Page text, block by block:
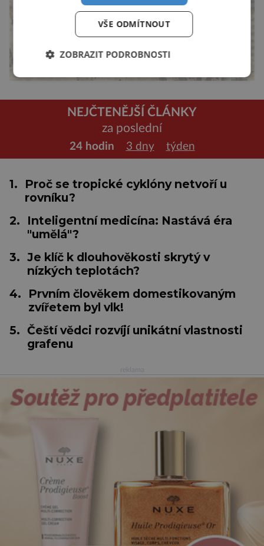
NEJČTENĚJŠÍ ČLÁNKY
za poslední
24 hodin 3 dny týden
1.
Proč se tropické cyklóny netvoří u
rovníku?
2.
Inteligentní medicína: Nastává éra
"umělá"?
3. Je klíč k dlouhověkosti skrytý v
nízkých teplotách?
4.
Prvním člověkem domestikovaným
zvířetem byl vlk!
5. Čeští vědci rozvíjí unikátní vlastnosti
grafenu
VŠE ODMÍTNOUT
ZOBRAZIT PODROBNOSTI